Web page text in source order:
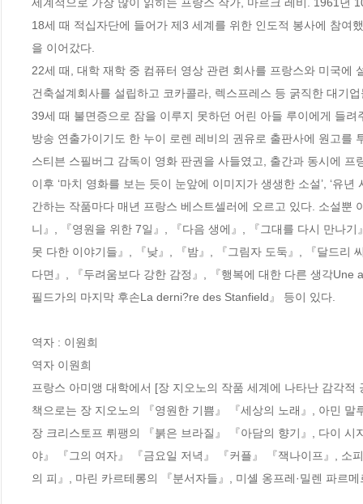
18세 때 적십자단에 들어가 제3 세계를 위한 인도적 봉사에 참여
을 이어갔다.
22세 때, 대학 재학 중 컴퓨터 영상 관련 회사를 프랑스와 미국에
건축설계회사를 설립하고 코카콜라, 렉스프레스 등 굵직한 대기
39세 때 불면증으로 잠을 이루지 못하던 어린 아들 루이에게 들
방송 연출가이기도 한 누이 로렌 레비의 권유로 출판사에 원고를
스티븐 스필버그 감독이 영화 판권을 사들였고, 출간과 동시에
이후 ‘마치 영화를 보는 듯이 눈앞에 이미지가 생생한 소설’, ‘유
간하는 작품마다 매년 프랑스 베스트셀러에 오르고 있다. 소설뿐
니』, 『영원을 위한 7일』, 『다음 생에』, 『그대를 다시 만나
못 다한 이야기들』, 『낮』, 『밤』, 『그림자 도둑』, 『달드리
다면』, 『두려움보다 강한 감정』, 『행복에 대한 다른 생각Une
필드가의 마지막 후손La derni?re des Stanfield』 등이 있다.
역자 : 이원희
역자 이원희
프랑스 아미앵 대학에서 [장 지오노의 작품 세계에 나타난 감각
책으로는 장 지오노의 『영원한 기쁨』 『세상의 노래』, 아민
장 크리스토프 뤼팽의 『붉은 브라질』 『아담의 향기』, 다이
야』 『그의 여자』 『금요일 저녁』 『커플』 『잭나이프』, 소
의 피』, 마린 카르테롱의 『분서자들』, 미셸 옹프레·밀렌 파르